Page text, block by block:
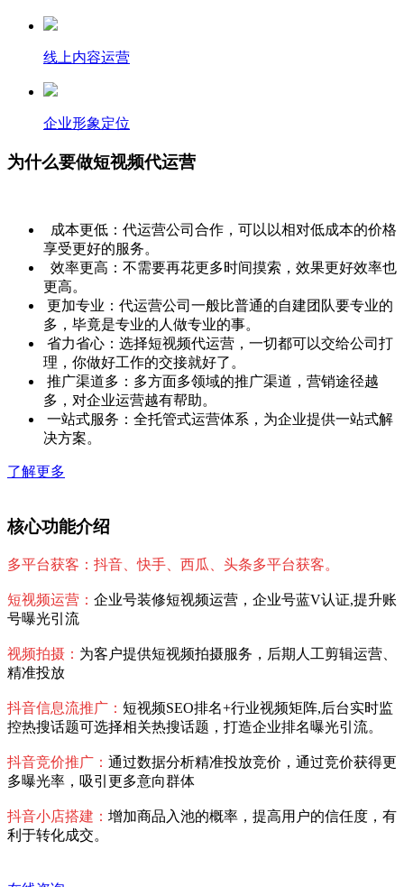
线上内容运营
企业形象定位
为什么要做短视频代运营
成本更低：代运营公司合作，可以以相对低成本的价格
享受更好的服务。
效率更高：不需要再花更多时间摸索，效果更好效率也
更高。
更加专业：代运营公司一般比普通的自建团队要专业的
多，毕竟是专业的人做专业的事。
省力省心：选择短视频代运营，一切都可以交给公司打
理，你做好工作的交接就好了。
推广渠道多：多方面多领域的推广渠道，营销途径越
多，对企业运营越有帮助。
一站式服务：全托管式运营体系，为企业提供一站式解
决方案。
了解更多
核心功能介绍
多平台获客：抖音、快手、西瓜、头条多平台获客。
短视频运营： 企业号装修短视频运营，企业号蓝V认证,提升账
号曝光引流
视频拍摄： 为客户提供短视频拍摄服务，后期人工剪辑运营、
精准投放
抖音信息流推广： 短视频SEO排名+行业视频矩阵,后台实时监
控热搜话题可选择相关热搜话题，打造企业排名曝光引流。
抖音竞价推广： 通过数据分析精准投放竞价，通过竞价获得更
多曝光率，吸引更多意向群体
抖音小店搭建： 增加商品入池的概率，提高用户的信任度，有
利于转化成交。